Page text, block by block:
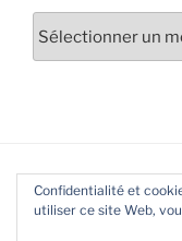
Confidentialité et
utiliser ce site Web,